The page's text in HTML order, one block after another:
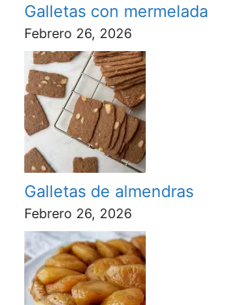
Galletas con mermelada
Febrero 26, 2026
Galletas de almendras
Febrero 26, 2026